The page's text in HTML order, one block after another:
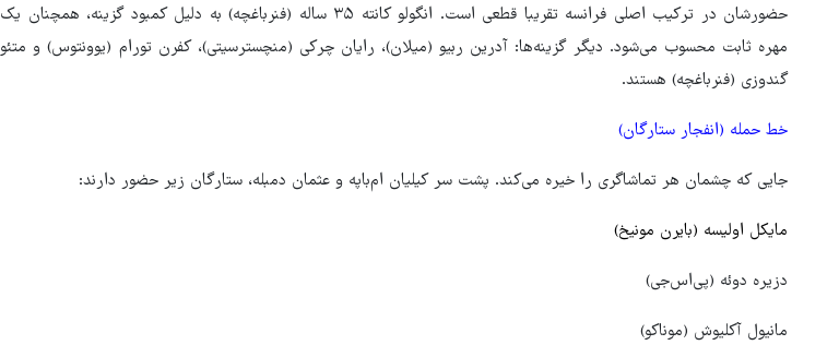
حضورشان در ترکیب اصلی فرانسه تقریبا قطعی است. انگولو کانته ۳۵ ساله (فنرباغچه) به دلیل کمبود گزینه، همچنان یک
مهره ثابت محسوب می‌شود. دیگر گزینه‌ها: آدرین ربیو (میلان)، رایان چرکی (منچسترسیتی)، کفرن تورام (یوونتوس) و متئو
گندوزی (فنرباغچه) هستند.
خط حمله (انفجار ستارگان)
جایی که چشمان هر تماشاگری را خیره می‌کند. پشت سر کیلیان ام‌باپه و عثمان دمبله، ستارگان زیر حضور دارند:
مایکل اولیسه (بایرن مونیخ)
دزیره دوئه (پی‌اس‌جی)
مانیول آکلیوش (موناکو)